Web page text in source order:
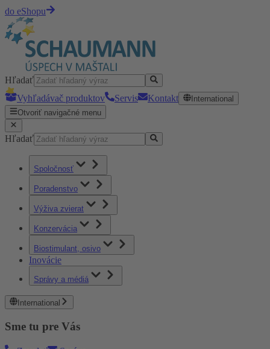
do eShopu
Hľadať
Vyhľadávač produktov
Servis Kontakt
International
Otvoriť navigačné menu
Hľadať
Spoločnosť
Poradenstvo
Výživa zvierat
Konzervácia
Biostimulant, osivo
Inovácie
Správy a médiá
International
Sme tu pre Vás